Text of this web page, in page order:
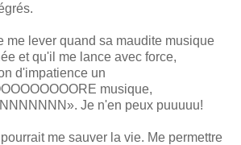
me lever quand sa maudite musique
et qu'il me lance avec force,
d'impatience un
musique,
Je n'en peux puuuuu!
me sauver la vie. Me permettre